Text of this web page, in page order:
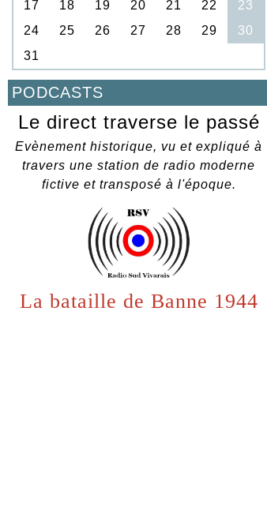
PODCASTS
Le direct traverse le passé
Evènement historique, vu et expliqué à
travers une station de radio moderne
fictive et transposé à l'époque.
La bataille de Banne 1944